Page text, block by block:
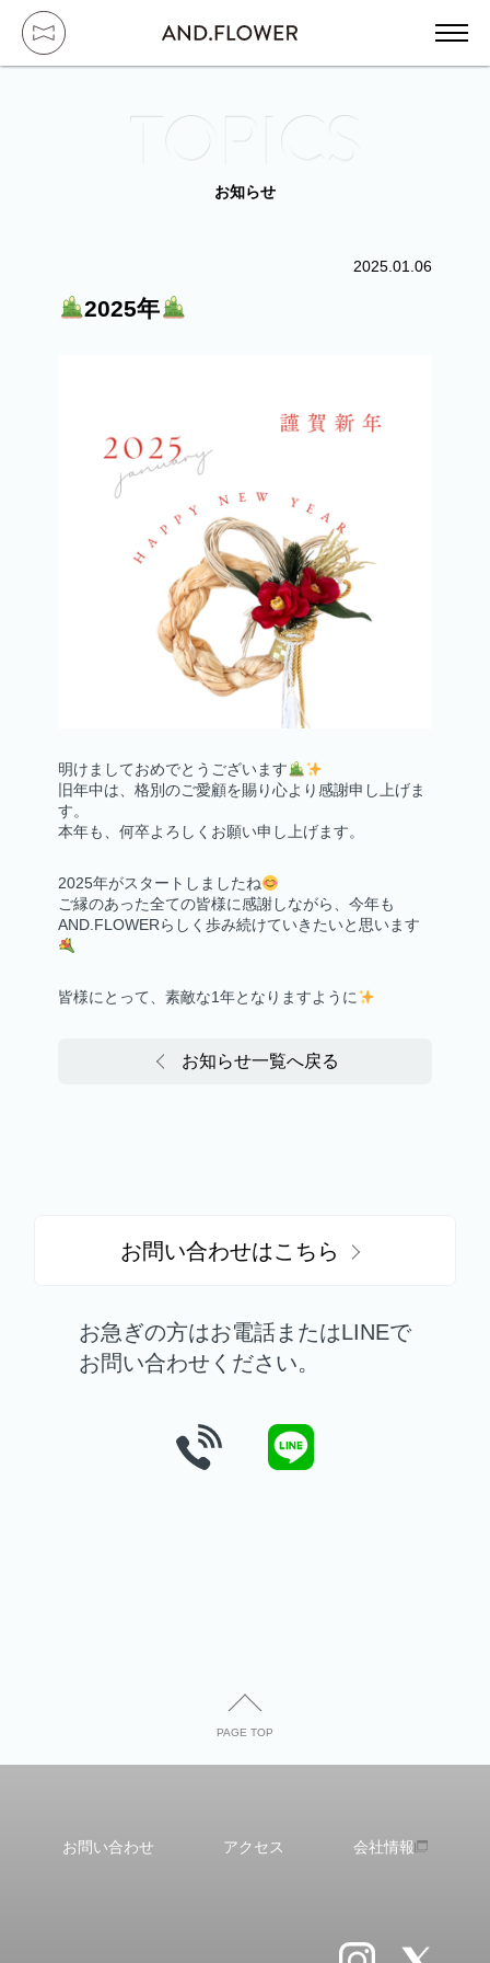
HOME / トップ
SERVICE / サービス
TOPICS / お知らせ
お問い合わせ
アクセス
オンラインショップ
会社情報
お知らせ
2025.01.06
2025年
明けましておめでとうございます
旧年中は、格別のご愛顧を賜り心より感謝申し上げま
す。
本年も、何卒よろしくお願い申し上げます。
2025年がスタートしましたね
ご縁のあった全ての皆様に感謝しながら、今年も
AND.FLOWERらしく歩み続けていきたいと思います
皆様にとって、素敵な1年となりますように
お知らせ一覧へ戻る
お問い合わせはこちら
お急ぎの方はお電話またはLINEで
お問い合わせください。
PAGE TOP
お問い合わせ アクセス 会社情報